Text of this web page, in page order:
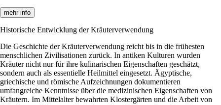
mehr info
Historische Entwicklung der Kräuterverwendung
Die Geschichte der Kräuterverwendung reicht bis in die frühesten
menschlichen Zivilisationen zurück. In antiken Kulturen wurden
Kräuter nicht nur für ihre kulinarischen Eigenschaften geschätzt,
sondern auch als essentielle Heilmittel eingesetzt. Ägyptische,
griechische und römische Aufzeichnungen dokumentieren
umfangreiche Kenntnisse über die medizinischen Eigenschaften von
Kräutern. Im Mittelalter bewahrten Klostergärten und die Arbeit von